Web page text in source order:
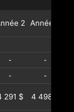
2 Année
-
-
-
-
291 $ 4 498 $